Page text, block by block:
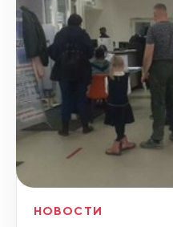
НОВОСТИ